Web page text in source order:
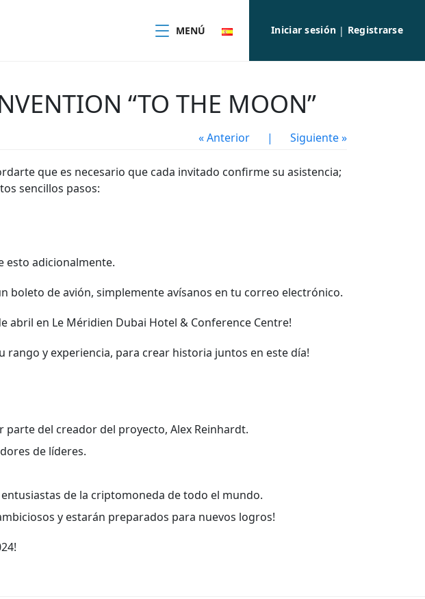
MENÚ Iniciar sesión | Registrarse
“TO THE MOON”
« Anterior | Siguiente »
que es necesario que cada invitado confirme su asistencia;
sencillos pasos:
esto adicionalmente.
boleto de avión, simplemente avísanos en tu correo electrónico.
abril en Le Méridien Dubai Hotel & Conference Centre!
y experiencia, para crear historia juntos en este día!
del creador del proyecto, Alex Reinhardt.
de líderes.
de la criptomoneda de todo el mundo.
y estarán preparados para nuevos logros!